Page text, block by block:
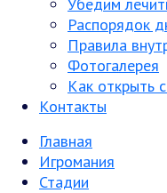
Распорядок
Правила
Фотогалерея
Как открыть
Контакты
Главная
Игромания
Стадии